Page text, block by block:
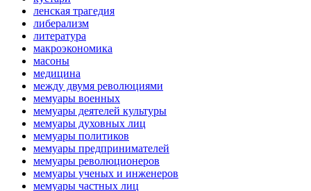
ленская трагедия
либерализм
литература
макроэкономика
масоны
медицина
между двумя революциями
мемуары военных
мемуары деятелей культуры
мемуары духовных лиц
мемуары политиков
мемуары предпринимателей
мемуары революционеров
мемуары ученых и инженеров
мемуары частных лиц